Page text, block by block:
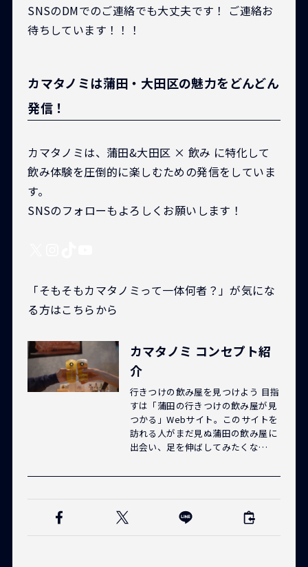
SNSのDMでのご連絡でも大丈夫です！ ご連絡お
待ちしています！！！
カマタノミは蒲田・大田区の魅力をどんどん
発信！
カマタノミは、蒲田&大田区 × 飲み に特化して
飲み体験を圧倒的に楽しむための発信をしていま
す。
SNSのフォローもよろしくお願いします！
「そもそもカマタノミって一体何者？」が気にな
る方はこちらから
カマタノミ コンセプト紹
介
行きつけの飲み屋を見つけよう 目指
すは「蒲田の行きつけの飲み屋が見
つかる」Webサイト。このサイトを
訪れる人がまだ見ぬ蒲田の飲み屋に
出会い、足を伸ばしてみたくな…